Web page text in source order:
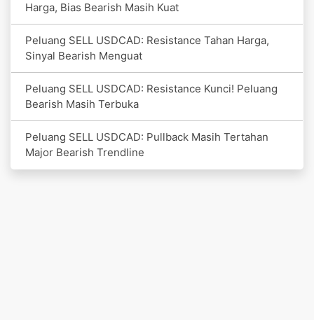
Harga, Bias Bearish Masih Kuat
Peluang SELL USDCAD: Resistance Tahan Harga,
Sinyal Bearish Menguat
Peluang SELL USDCAD: Resistance Kunci! Peluang
Bearish Masih Terbuka
Peluang SELL USDCAD: Pullback Masih Tertahan
Major Bearish Trendline